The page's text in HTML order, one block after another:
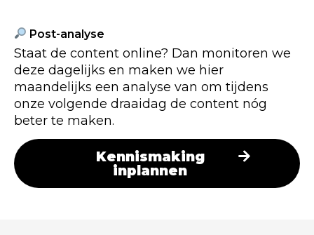
Post-analyse
Staat de content online? Dan monitoren we
deze dagelijks en maken we hier
maandelijks een analyse van om tijdens
onze volgende draaidag de content nóg
beter te maken.
Kennismaking
inplannen